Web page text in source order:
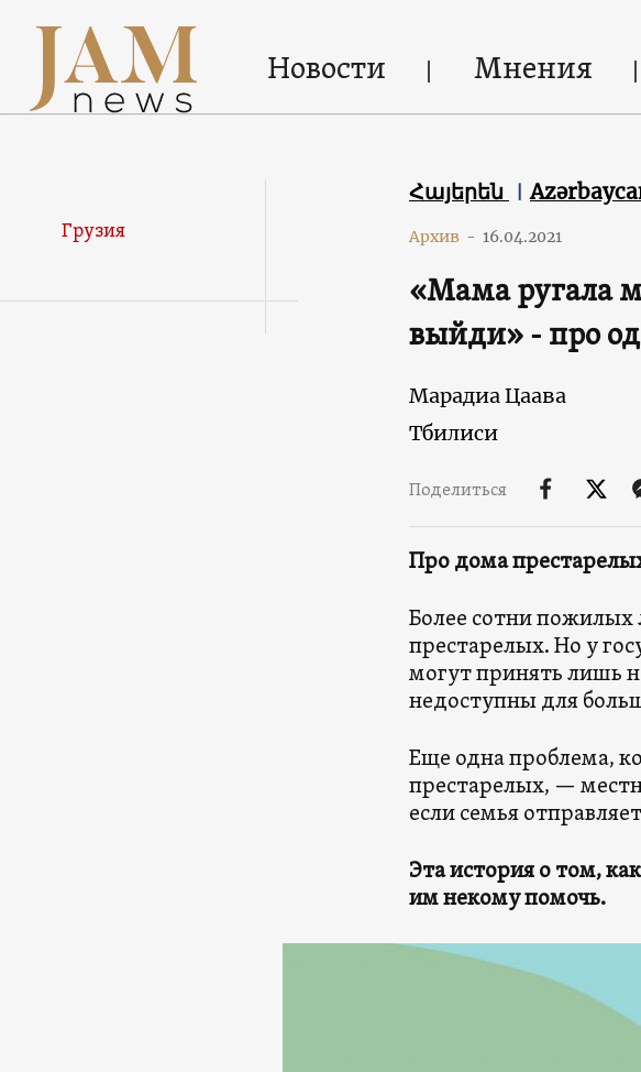
Новости Мнения
Грузия
Հայերեն
Архив - 16.04.2021
«Мама ругала
выйди» - про
Марадиа Цаава
Тбилиси
Поделиться
Про дома
Более сотни пожилых
престарелых. Но у
могут принять лишь
недоступны для
Еще одна проблема,
престарелых, —
если семья
Эта история о том,
им некому помочь.